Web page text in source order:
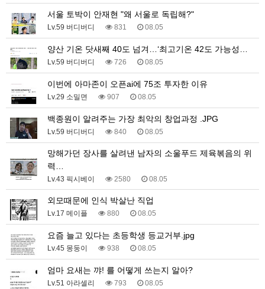
서울 토박이 안재현 "왜 서울로 독립해?"
Lv.59 버디버디 831 08.05
양산 기온 닷새째 40도 넘겨…‘최고기온 42도 가능성…
Lv.59 버디버디 726 08.05
이번에 아마존이 오픈ai에 75조 투자한 이유
Lv.29 소밀면 907 08.05
백종원이 알려주는 가장 최악의 창업과정 .JPG
Lv.59 버디버디 840 08.05
망해가던 장사를 살려낸 남자의 소울푸드 제육볶음의 위
력…
Lv.43 픽시베이 2580 08.05
외모때문에 인식 박살난 직업
Lv.17 메이플 880 08.05
요즘 늘고 있다는 초등학생 등교거부.jpg
Lv.45 몽둥이 938 08.05
엄마 요새는 꺄! 를 어떻게 쓰는지 알아?
Lv.51 아라셀리 793 08.05